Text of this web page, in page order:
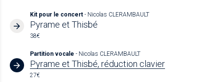
Kit pour le concert - Nicolas CLERAMBAULT
Pyrame et Thisbé
38€
Partition vocale - Nicolas CLERAMBAULT
Pyrame et Thisbé, réduction clavier
27€